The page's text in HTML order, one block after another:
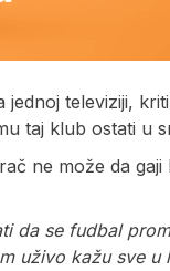
televiziji,
taj klub ostati u
ne može da gaji
da se fudbal
uživo kažu sve u